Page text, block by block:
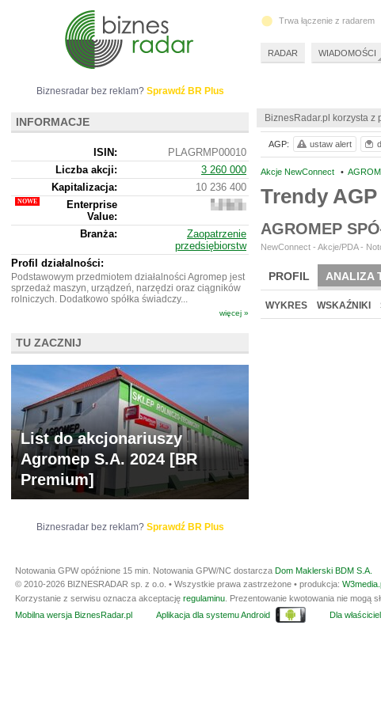
BiznesRadar.pl korzysta
Akcje NewConnect •
Trendy
AGROMEP
NewConnect - Akcje/PDA -
PROFIL ANALIZA
WYKRES WSKAŹNIKI
AGP: ustaw alert
Biznesradar bez reklam? Sprawdź BR Plus
INFORMACJE
ISIN:
PLAGRMP00010
Liczba akcji:
3 260 000
Kapitalizacja:
10 236 400
Enterprise
Value:
13
400
Branża:
Zaopatrzenie
przedsiębiorstw
Profil działalności:
Podstawowym przedmiotem działalności Agromep jest
sprzedaż maszyn, urządzeń, narzędzi oraz ciągników
rolniczych. Dodatkowo spółka świadczy...
więcej »
TU ZACZNIJ
List do akcjonariuszy
Agromep S.A. 2024 [BR
Premium]
Biznesradar bez reklam? Sprawdź BR Plus
Trwa łączenie z radarem
RADAR WIADOMOŚCI
Notowania GPW opóźnione 15 min. Notowania GPW/NC dostarcza Dom Maklerski BDM S.A.
© 2010-2026 BIZNESRADAR sp. z o.o. • Wszystkie prawa zastrzeżone • produkcja:
Korzystanie z serwisu oznacza akceptację regulaminu . Prezentowanie kwotowania nie mogą
Mobilna wersja BiznesRadar.pl
Aplikacja dla systemu Android Dla